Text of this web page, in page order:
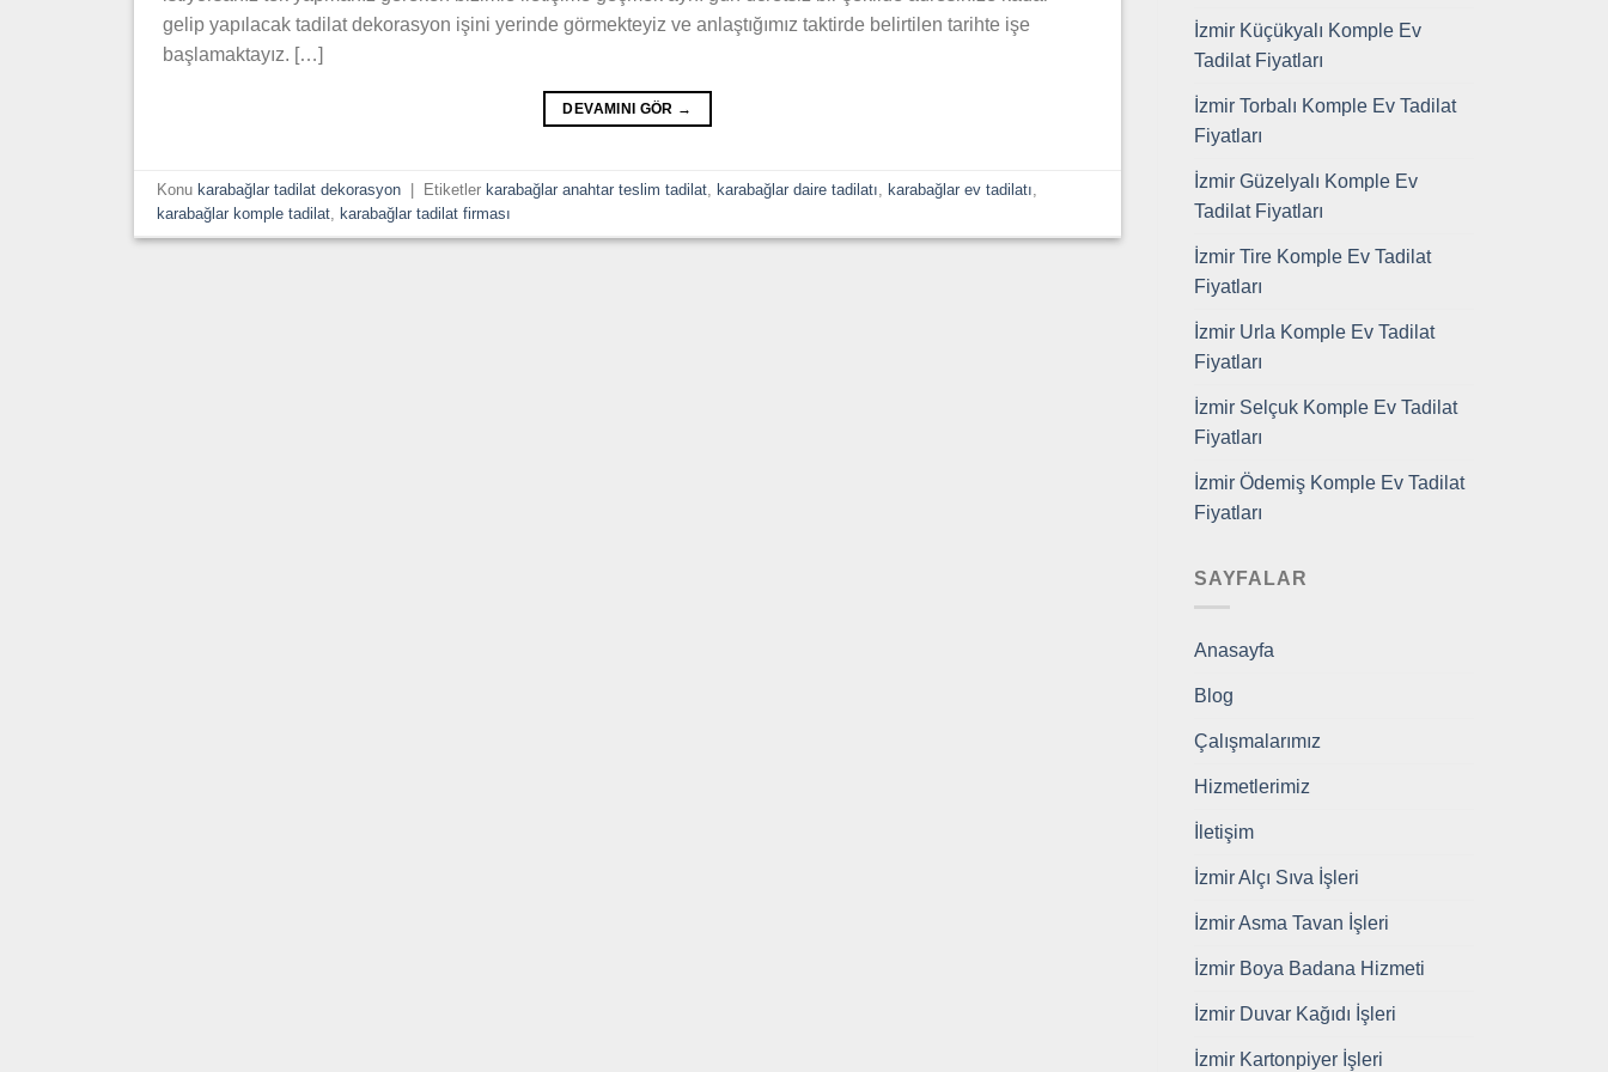
gelip yapılacak tadilat dekorasyon işini yerinde görmekteyiz ve anlaştığımız taktirde belirtilen tarihte işe
başlamaktayız. […]
DEVAMINI GÖR →
Konu karabağlar tadilat dekorasyon Etiketler karabağlar anahtar teslim tadilat, karabağlar daire tadilatı, karabağlar ev tadilatı,
karabağlar komple tadilat, karabağlar tadilat firması
İzmir Küçükyalı Komple Ev
Tadilat Fiyatları
İzmir Torbalı Komple Ev Tadilat
Fiyatları
İzmir Güzelyalı Komple Ev
Tadilat Fiyatları
İzmir Tire Komple Ev Tadilat
Fiyatları
İzmir Urla Komple Ev Tadilat
Fiyatları
İzmir Selçuk Komple Ev Tadilat
Fiyatları
İzmir Ödemiş Komple Ev Tadilat
Fiyatları
SAYFALAR
Anasayfa
Blog
Çalışmalarımız
Hizmetlerimiz
İletişim
İzmir Alçı Sıva İşleri
İzmir Asma Tavan İşleri
İzmir Boya Badana Hizmeti
İzmir Duvar Kağıdı İşleri
İzmir Kartonpiyer İşleri